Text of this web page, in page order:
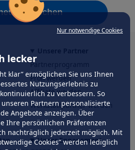
Nur notwendige Cookies
lecker
klar” ermöglichen Sie uns Ihnen
Nutzungserlebnis zu
zu verbessern. So
Partnern personalisierte
Angebote anzeigen. Über
Ihre persönlichen Präferenzen
nachträglich jederzeit möglich. Mit
Cookies” werden lediglich
versuchen
Partnerprogramm
Profi werden
Affiliate werden
Werkstattpartner werden
Unser Engagement